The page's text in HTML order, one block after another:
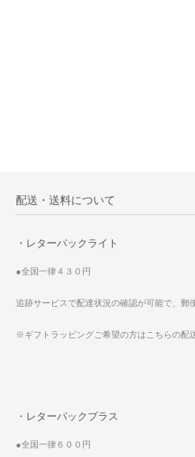
配送・送料について
・レターパックライト
●全国一律４３０円
追跡サービスで配達状況の確認が可能で、郵
※ギフトラッピングご希望の方はこちらの配
・レターパックプラス
●全国一律６００円